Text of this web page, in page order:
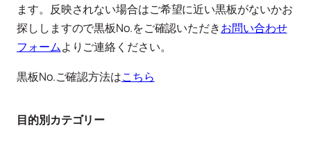
目的別カテゴリー
ます。反映されない場合はご希望に近い黒板がないかお
探ししますので黒板No.をご確認いただきお問い合わせ
フォームよりご連絡ください。
黒板No.ご確認方法はこちら